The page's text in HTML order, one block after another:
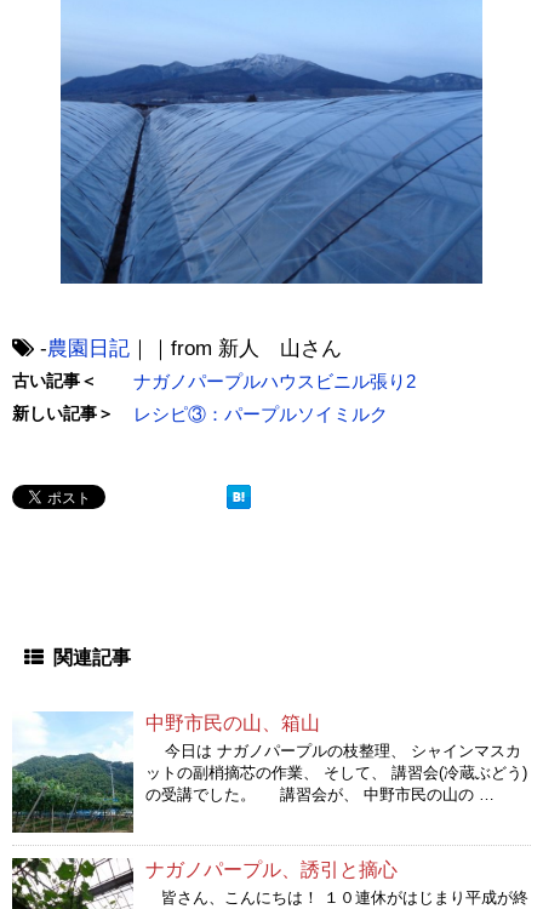
-農園日記 ｜｜from 新人 山さん
古い記事＜ ナガノパープルハウスビニル張り2
新しい記事＞ レシピ③：パープルソイミルク
関連記事
中野市民の山、箱山
今日は ナガノパープルの枝整理、 シャインマスカ
ットの副梢摘芯の作業、 そして、 講習会(冷蔵ぶどう)
の受講でした。 講習会が、 中野市民の山の …
ナガノパープル、誘引と摘心
皆さん、こんにちは！ １０連休がはじまり平成が終